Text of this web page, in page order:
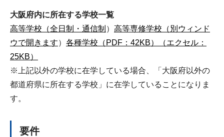
大阪府内に所在する学校一覧
高等学校（全日制・通信制 ） 高等専修学校（別ウィンド
ウで開きます） 各種学校（PDF：42KB）
（エクセル：
25KB）
※上記以外の学校に在学している場合、「大阪府以外の
都道府県に所在する学校」に在学していることになりま
す。
要件